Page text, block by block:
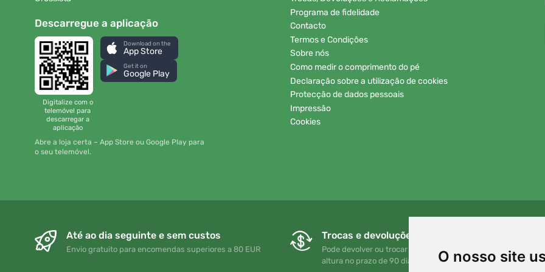
O nosso site
Descarregue a aplicação
Digitalize com o
telemóvel para
descarregar a
aplicação
Download on the
App Store
Get it on
Google Play
Abre a loja certa – App Store ou Google Play para
o seu telemóvel.
Programa de fidelidade
Contacto
Termos e Condições
Sobre nós
Como medir o comprimento do pé
Declaração sobre a utilização de cookies
Protecção de dados pessoais
Impressão
Cookies
Até ao dia seguinte e sem custos
Envio gratuito para encomendas superiores a 80 EUR
Trocas e devoluções gratuitas
Pode devolver ou trocar a sua encomenda em qualquer
altura no prazo de 90 dias